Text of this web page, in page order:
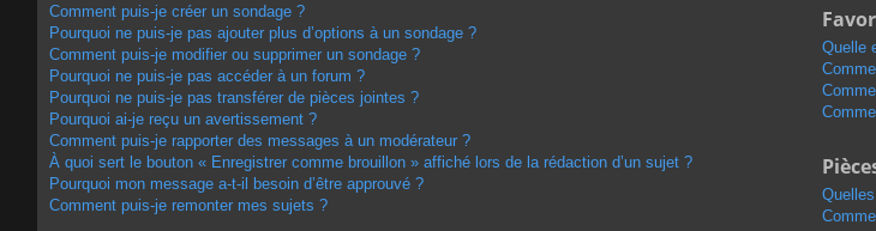
Comment puis-je créer un sondage ?
Pourquoi ne puis-je pas ajouter plus d’options à un sondage ?
Comment puis-je modifier ou supprimer un sondage ?
Pourquoi ne puis-je pas accéder à un forum ?
Pourquoi ne puis-je pas transférer de pièces jointes ?
Pourquoi ai-je reçu un avertissement ?
Comment puis-je rapporter des messages à un modérateur ?
À quoi sert le bouton « Enregistrer comme brouillon » affiché lors de la rédaction d’un sujet ?
Pourquoi mon message a-t-il besoin d’être approuvé ?
Comment puis-je remonter mes sujets ?
Quelle